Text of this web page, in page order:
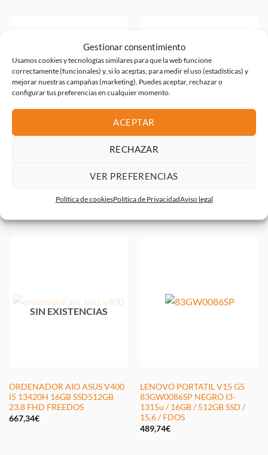
Gestionar consentimiento
Usamos cookies y tecnologías similares para que la web funcione
correctamente (funcionales) y, si lo aceptas, para medir el uso (estadísticas) y
mejorar nuestras campañas (marketing). Puedes aceptar, rechazar o
configurar tus preferencias en cualquier momento.
ACEPTAR
RECHAZAR
VER PREFERENCIAS
Política de cookiesPolítica de PrivacidadAviso legal
MONTECARLO GT RYZEN 5
27 I5 12400 8GB DDR5 SSD500
BLACK
SIN EXISTENCIAS
ORDENADOR AIO ASUS V400
I5 13420H 16GB SSD512GB
23.8 FHD FREEDOS
667,34€
LENOVO PORTATIL V15 G5
83GW0086SP NEGRO I3-
1315u / 16GB / 512GB SSD /
15,6 / FDOS
489,74€